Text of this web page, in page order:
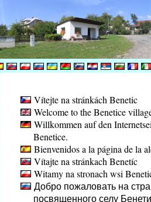
Vítejte na stránkách Benetic
Welcome to the Benetice
Willkommen auf den
Benetice.
Bienvenidos a la página de la
Vítajte na stránkach Benetíc
Witamy na stronach wsi
Добро пожаловать на
посвященного селу